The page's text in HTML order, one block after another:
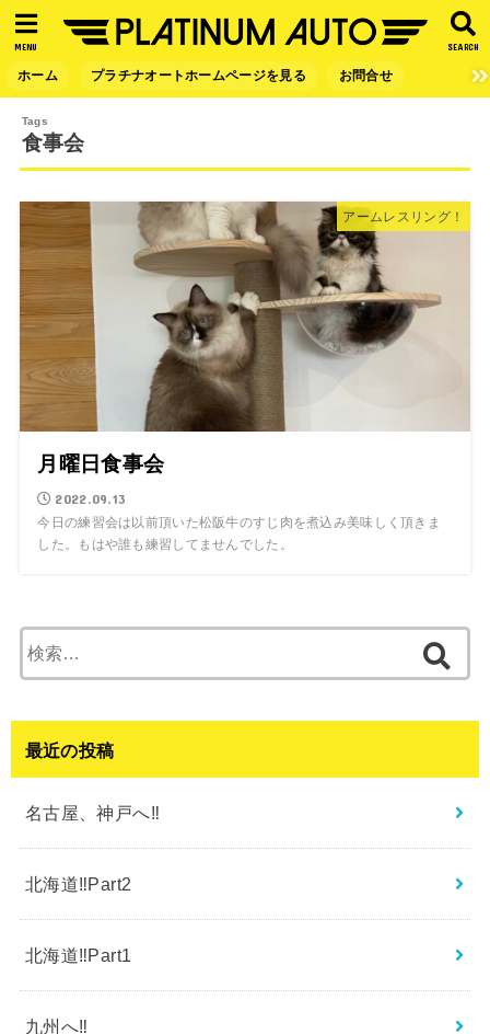
SEARCH
MENU
ホーム プラチナオートホームページを見る お問合せ
食事会
アームレスリング！
月曜日食事会
2022.09.13
今日の練習会は以前頂いた松阪牛のすじ肉を煮込み美味しく頂きま
した。もはや誰も練習してませんでした。
索:
最近の投稿
名古屋、神戸へ‼︎
北海道‼︎Part2
北海道‼︎Part1
九州へ‼︎